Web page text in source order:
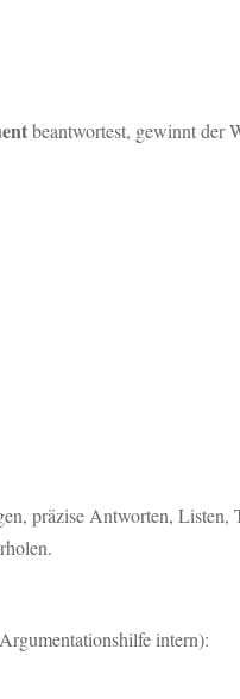
beantwortest, gewinnt der
präzise Antworten, Listen,
intern):